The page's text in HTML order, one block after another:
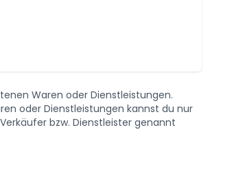
Waren oder Dienstleistungen.
oder Dienstleistungen kannst du nur
bzw. Dienstleister genannt